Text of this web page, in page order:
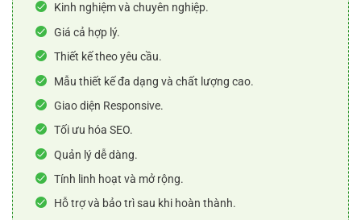
Kinh nghiệm và chuyên nghiệp.
Giá cả hợp lý.
Thiết kế theo yêu cầu.
Mẫu thiết kế đa dạng và chất lượng cao.
Giao diện Responsive.
Tối ưu hóa SEO.
Quản lý dễ dàng.
Tính linh hoạt và mở rộng.
Hỗ trợ và bảo trì sau khi hoàn thành.